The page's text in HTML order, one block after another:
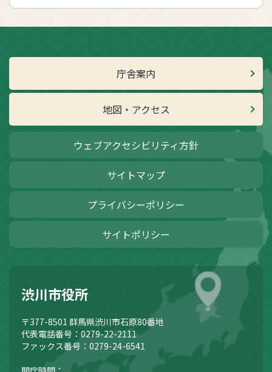
庁舎案内
地図・アクセス
ウェブアクセシビリティ方針
サイトマップ
プライバシーポリシー
サイトポリシー
渋川市役所
〒377-8501 群馬県渋川市石原80番地
代表電話番号：0279-22-2111
ファックス番号：0279-24-6541